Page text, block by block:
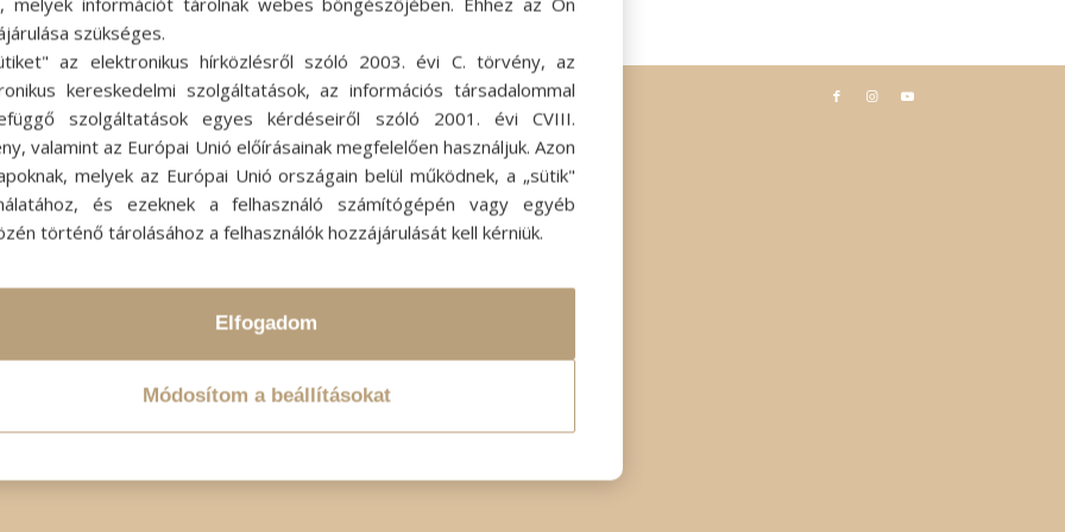
szükséges.
az elektronikus hírközlésről szóló 2003. évi C. törvény, az
kereskedelmi szolgáltatások, az információs társadalommal
szolgáltatások egyes kérdéseiről szóló 2001. évi CVIII.
valamint az Európai Unió előírásainak megfelelően használjuk. Azon
melyek az Európai Unió országain belül működnek, a „sütik"
és ezeknek a felhasználó számítógépén vagy egyéb
történő tárolásához a felhasználók hozzájárulását kell kérniük.
Elfogadom
Módosítom a beállításokat